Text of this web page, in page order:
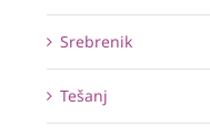
Srebrenik
Tešanj